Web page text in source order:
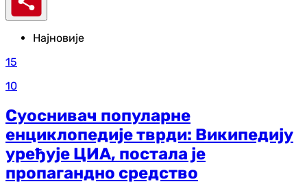
Најновије
15
10
Суоснивач популарне
енциклопедије тврди: Википедију
уређује ЦИА, постала је
пропагандно средство